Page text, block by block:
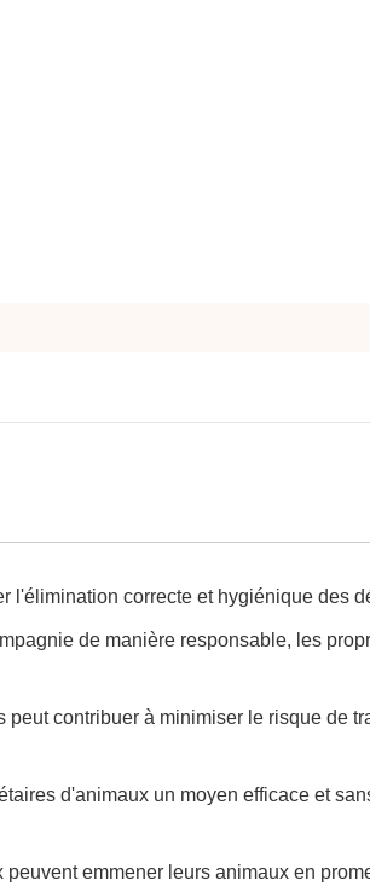
l'élimination correcte et hygiénique des
de manière responsable, les
contribuer à minimiser le risque de
d'animaux un moyen efficace et
emmener leurs animaux en